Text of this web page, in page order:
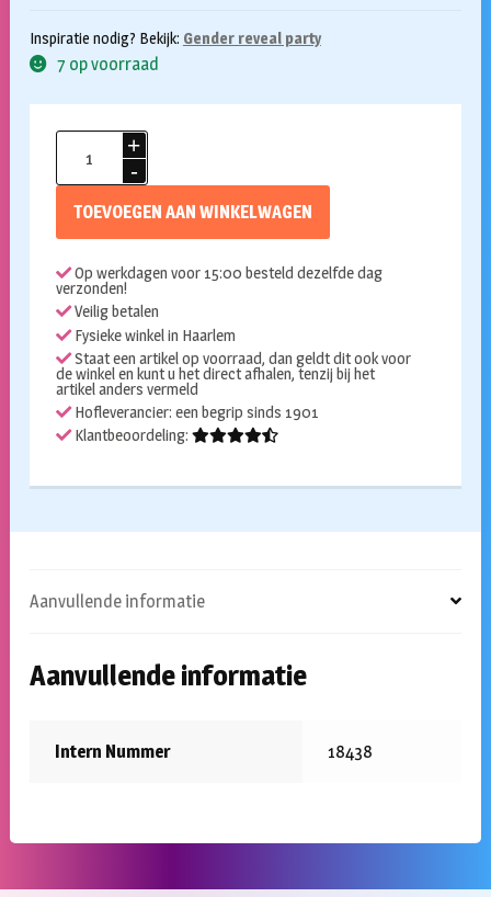
Inspiratie nodig? Bekijk: Gender reveal party
7 op voorraad
reveal
TOEVOEGEN AAN WINKELWAGEN
Op werkdagen voor 15:00 besteld dezelfde dag
verzonden!
Veilig betalen
Fysieke winkel in Haarlem
Staat een artikel op voorraad, dan geldt dit ook voor
de winkel en kunt u het direct afhalen, tenzij bij het
artikel anders vermeld
Hofleverancier: een begrip sinds 1901
Klantbeoordeling:
Aanvullende informatie
Aanvullende informatie
Intern Nummer 18438